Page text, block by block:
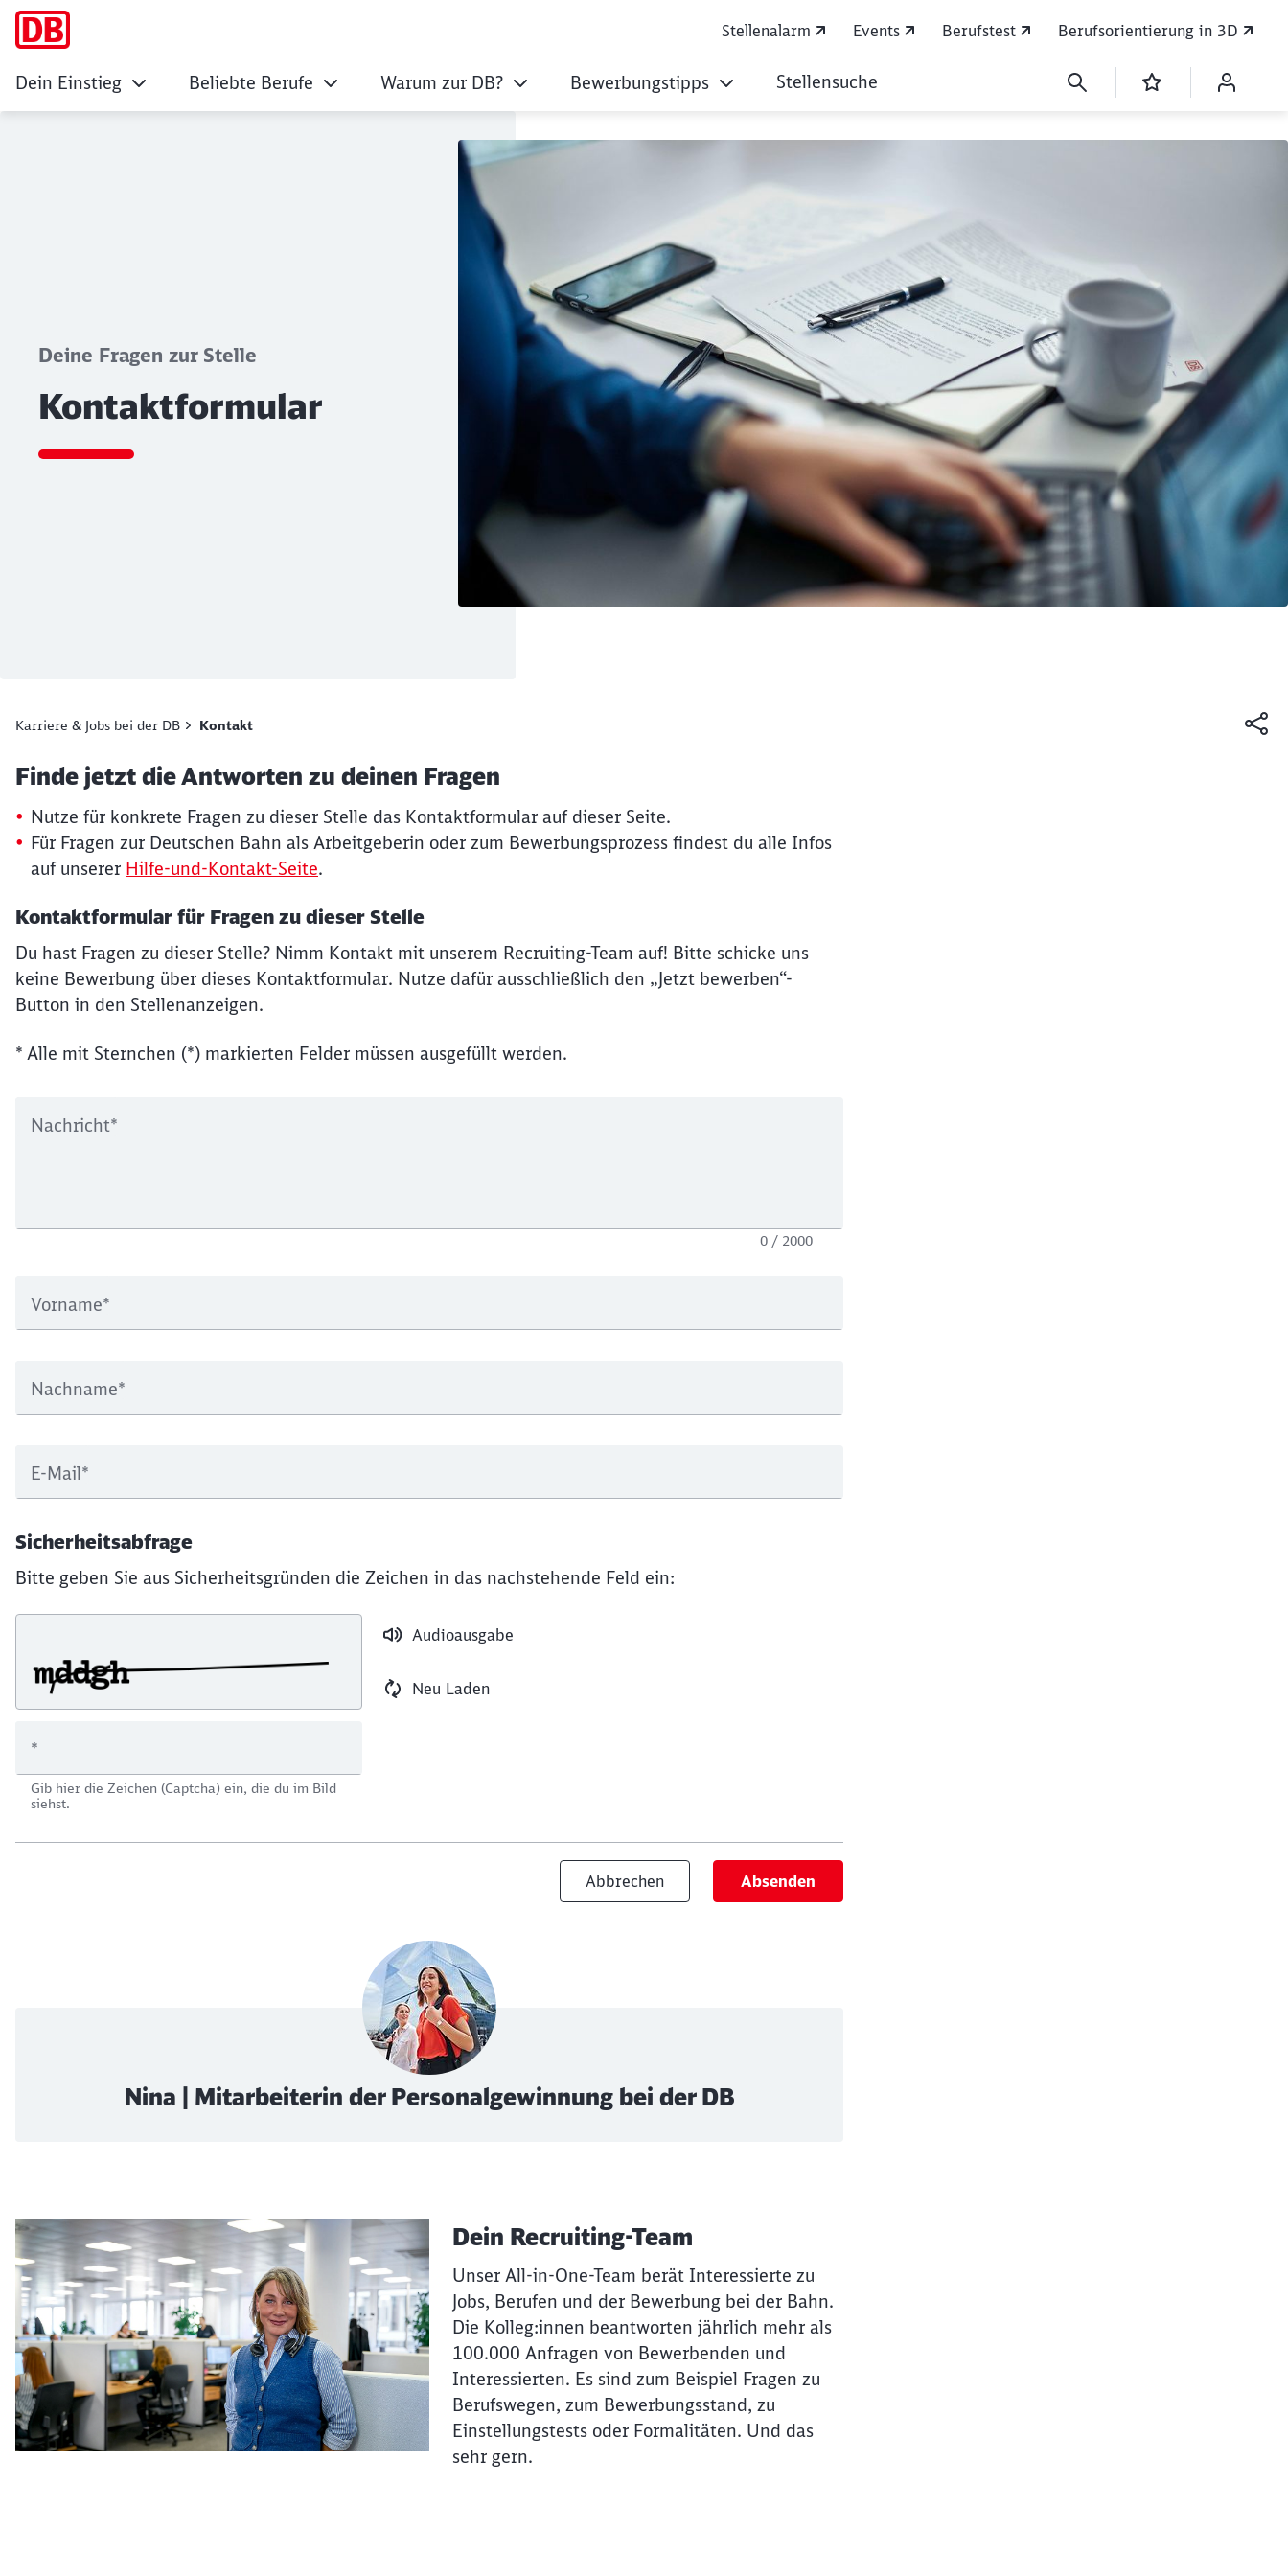
Stellenalarm Events Berufstest Berufsorientierung in 3D
Dein Einstieg Beliebte Berufe Warum zur DB? Bewerbungstipps Stellensuche
Deine Fragen zur Stelle
Kontaktformular
Karriere & Jobs bei der DB Kontakt
19. März 2026, 15:30 Uhr
Artikel:
Kontaktformular
Finde jetzt die Antworten zu deinen Fragen
Nutze für konkrete Fragen zu dieser Stelle das Kontaktformular auf dieser Seite.
Für Fragen zur Deutschen Bahn als Arbeitgeberin oder zum Bewerbungsprozess findest du alle Infos
auf unserer Hilfe-und-Kontakt-Seite.
Kontaktformular für Fragen zu dieser Stelle
Du hast Fragen zu dieser Stelle? Nimm Kontakt mit unserem Recruiting-Team auf! Bitte schicke uns
keine Bewerbung über dieses Kontaktformular. Nutze dafür ausschließlich den „Jetzt bewerben“-
Button in den Stellenanzeigen.
* Alle mit Sternchen (*) markierten Felder müssen ausgefüllt werden.
Nachricht*
0 / 2000
Vorname*
Nachname*
E-Mail*
Sicherheitsabfrage
Bitte geben Sie aus Sicherheitsgründen die Zeichen in das nachstehende Feld ein:
Audioausgabe
Neu Laden
*
Gib hier die Zeichen (Captcha) ein, die du im Bild
siehst.
Abbrechen Absenden
Nina | Mitarbeiterin der Personalgewinnung bei der DB
Dein Recruiting-Team
Unser All-in-One-Team berät Interessierte zu
Jobs, Berufen und der Bewerbung bei der Bahn.
Die Kolleg:innen beantworten jährlich mehr als
100.000 Anfragen von Bewerbenden und
Interessierten. Es sind zum Beispiel Fragen zu
Berufswegen, zum Bewerbungsstand, zu
Einstellungstests oder Formalitäten. Und das
sehr gern.